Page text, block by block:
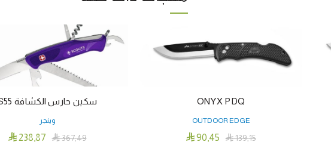
ONYX PDQ
OUTDOOR EDGE

139٫15  90٫45
سكين حارس الكشافة S55
وينجر

367٫49  238٫87